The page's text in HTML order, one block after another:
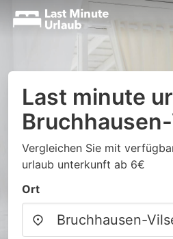
Last minute
Vergleichen Sie mit
urlaub unterkunft ab 6€
Ort